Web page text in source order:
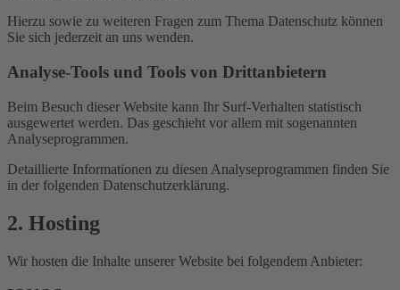
Hierzu sowie zu weiteren Fragen zum Thema Datenschutz können
Sie sich jederzeit an uns wenden.
Analyse-Tools und Tools von Dritt­anbietern
Beim Besuch dieser Website kann Ihr Surf-Verhalten statistisch
ausgewertet werden. Das geschieht vor allem mit sogenannten
Analyseprogrammen.
Detaillierte Informationen zu diesen Analyseprogrammen finden Sie
in der folgenden Datenschutzerklärung.
2. Hosting
Wir hosten die Inhalte unserer Website bei folgendem Anbieter: